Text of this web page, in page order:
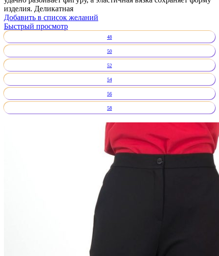
изделия. Деликатная
Добавить в список желаний
Быстрый просмотр
48
50
52
54
56
58